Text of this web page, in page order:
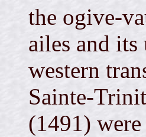
the ogive-
ailes and
western
Sainte-
(1491)